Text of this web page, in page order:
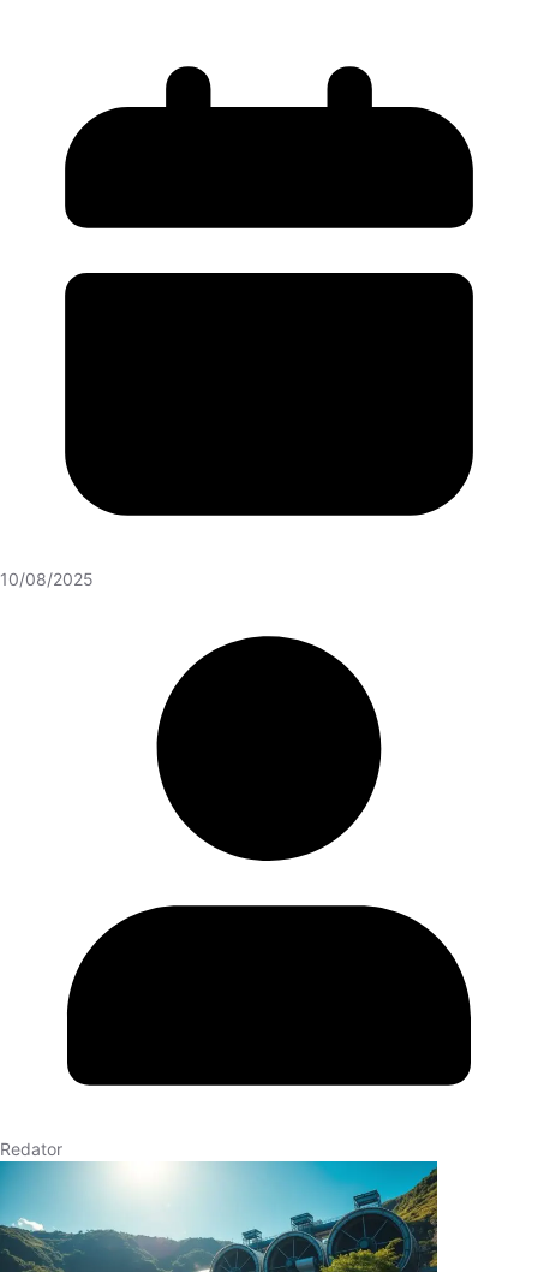
10/08/2025
Redator